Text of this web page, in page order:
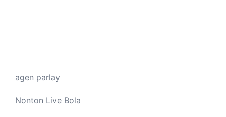
agen parlay
Nonton Live Bola